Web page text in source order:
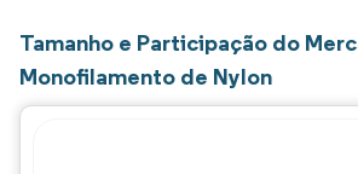
Tamanho e Participação do
Monofilamento de Nylon